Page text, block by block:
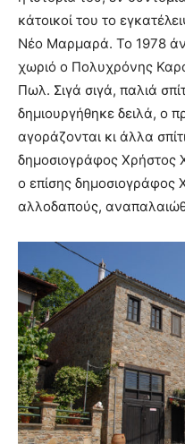
κάτοικοί του το
Νέο Μαρμαρά. Το 1978
χωριό ο Πολυχρόνης
Πωλ. Σιγά σιγά, παλιά
δημιουργήθηκε δειλά, ο
αγοράζονται κι άλλα
δημοσιογράφος Χρήστος
ο επίσης δημοσιογράφος
αλλοδαπούς,